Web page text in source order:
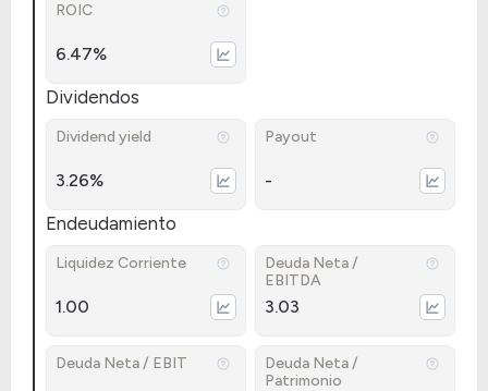
ROIC
6.47%
Dividendos
Dividend yield
3.26%
Payout
-
Endeudamiento
Liquidez Corriente
1.00
Deuda Neta /
EBITDA
3.03
Deuda Neta / EBIT
Deuda Neta /
Patrimonio